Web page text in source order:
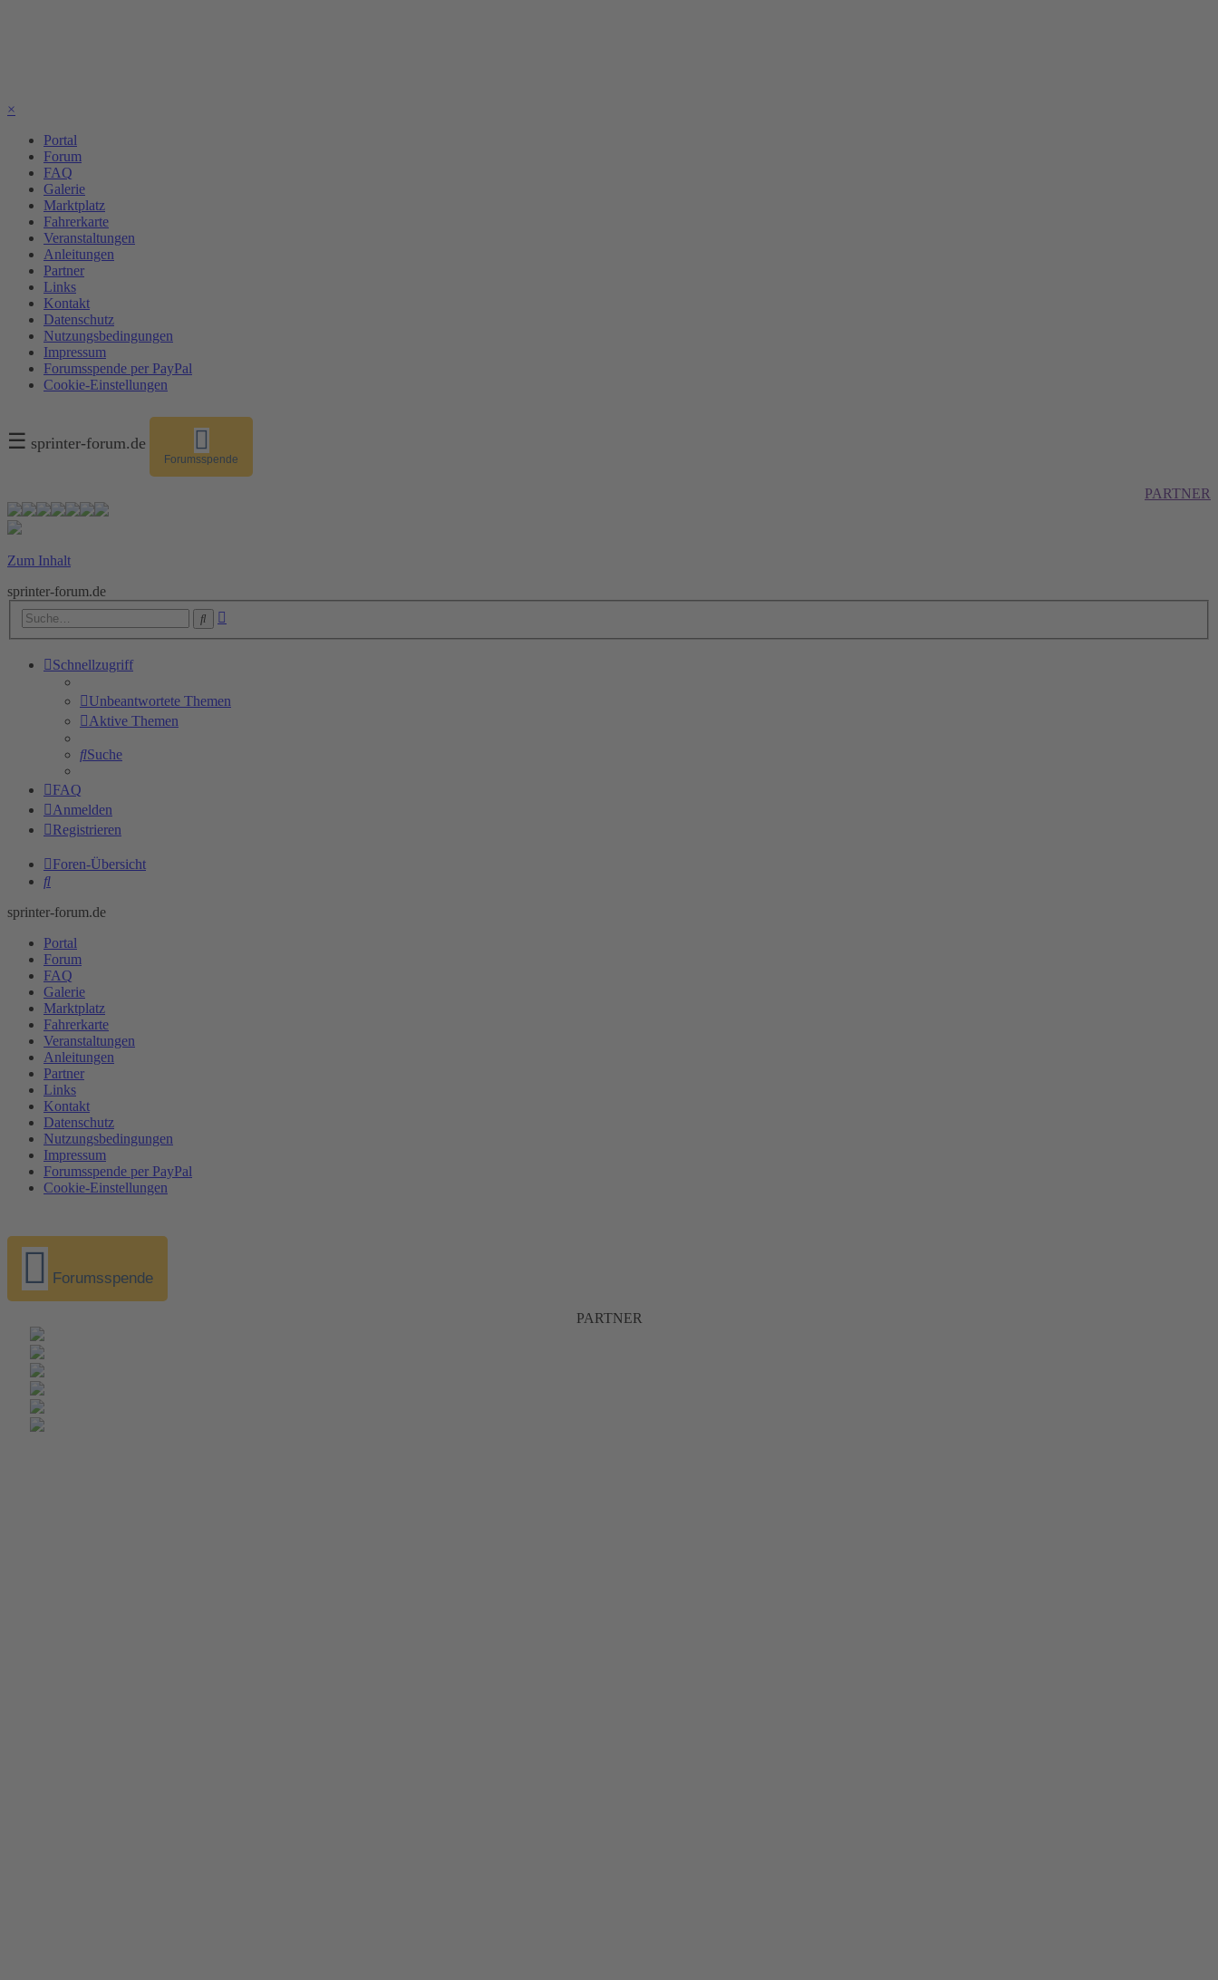
×
Portal
Forum
FAQ
Galerie
Marktplatz
Fahrerkarte
Veranstaltungen
Anleitungen
Partner
Links
Kontakt
Datenschutz
Nutzungsbedingungen
Impressum
Forumsspende per PayPal
Cookie-Einstellungen
☰ sprinter-forum.de
Forumsspende
PARTNER
Zum Inhalt
sprinter-forum.de
Suche
Schnellzugriff
Unbeantwortete Themen
Aktive Themen
Suche
FAQ
Anmelden
Registrieren
Foren-Übersicht
Suche
sprinter-forum.de
Portal
Forum
FAQ
Galerie
Marktplatz
Fahrerkarte
Veranstaltungen
Anleitungen
Partner
Links
Kontakt
Datenschutz
Nutzungsbedingungen
Impressum
Forumsspende per PayPal
Cookie-Einstellungen
Forumsspende
PARTNER